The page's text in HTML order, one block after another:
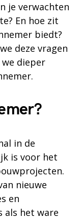
je verwachten
En hoe zit
biedt?
deze vragen
dieper
in de
is voor het
nieuwe
en
als het ware